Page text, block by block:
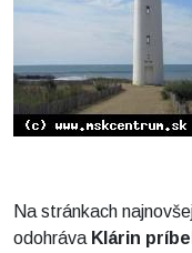
Na stránkach
odohráva Klárin